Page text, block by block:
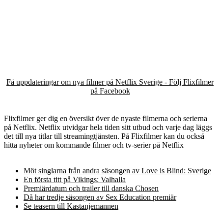
Få uppdateringar om nya filmer på Netflix Sverige - Följ Flixfilmer
på Facebook
Flixfilmer ger dig en översikt över de nyaste filmerna och serierna
på Netflix. Netflix utvidgar hela tiden sitt utbud och varje dag läggs
det till nya titlar till streamingtjänsten. På Flixfilmer kan du också
hitta nyheter om kommande filmer och tv-serier på Netflix
Möt singlarna från andra säsongen av Love is Blind: Sverige
En första titt på Vikings: Valhalla
Premiärdatum och trailer till danska Chosen
Då har tredje säsongen av Sex Education premiär
Se teasern till Kastanjemannen